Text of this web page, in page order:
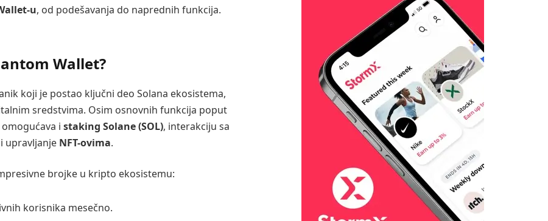
u, od podešavanja do naprednih funkcija.
Wallet?
koji je postao ključni deo Solana ekosistema,
sredstvima. Osim osnovnih funkcija poput
i staking Solane (SOL), interakciju sa
upravljanje NFT-ovima.
brojke u kripto ekosistemu:
korisnika mesečno.